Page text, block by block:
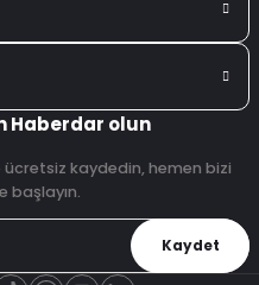
Haberdar olun
kaydedin, hemen bizi
başlayın.
Kaydet